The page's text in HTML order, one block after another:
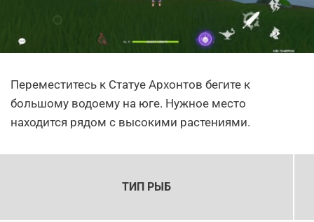
Переместитесь к Статуе Архонтов бегите к
большому водоему на юге. Нужное место
находится рядом с высокими растениями.
ТИП РЫБ